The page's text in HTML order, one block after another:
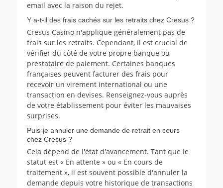
email avec la raison du rejet.
Y a-t-il des frais cachés sur les retraits chez Cresus ?
Cresus Casino n'applique généralement pas de
frais sur les retraits. Cependant, il est crucial de
vérifier du côté de votre propre banque ou
prestataire de paiement. Certaines banques
françaises peuvent facturer des frais pour
recevoir un virement international ou une
transaction en devises. Renseignez-vous auprès
de votre établissement pour éviter les mauvaises
surprises.
Puis-je annuler une demande de retrait en cours
chez Cresus ?
Cela dépend de l'état d'avancement. Tant que le
statut est « En attente » ou « En cours de
traitement », il est souvent possible d'annuler la
demande depuis votre historique de transactions